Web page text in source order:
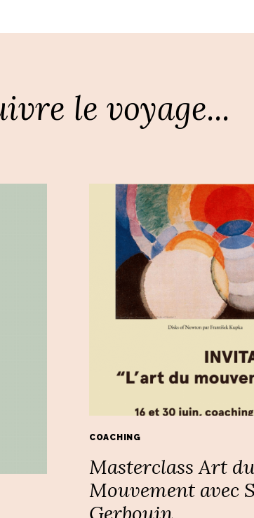
le voyage...
COACHING
Masterclass Art
Mouvement avec